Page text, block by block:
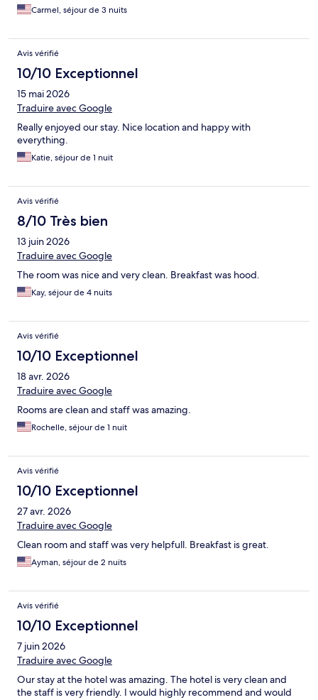
Carmel, séjour de 3 nuits
Avis vérifié
10/10 Exceptionnel
15 mai 2026
Traduire avec Google
Really enjoyed our stay. Nice location and happy with
everything.
Katie, séjour de 1 nuit
Avis vérifié
8/10 Très bien
13 juin 2026
Traduire avec Google
The room was nice and very clean. Breakfast was hood.
Kay, séjour de 4 nuits
Avis vérifié
10/10 Exceptionnel
18 avr. 2026
Traduire avec Google
Rooms are clean and staff was amazing.
Rochelle, séjour de 1 nuit
Avis vérifié
10/10 Exceptionnel
27 avr. 2026
Traduire avec Google
Clean room and staff was very helpfull. Breakfast is great.
Ayman, séjour de 2 nuits
Avis vérifié
10/10 Exceptionnel
7 juin 2026
Traduire avec Google
Our stay at the hotel was amazing. The hotel is very clean and
the staff is very friendly. I would highly recommend and would